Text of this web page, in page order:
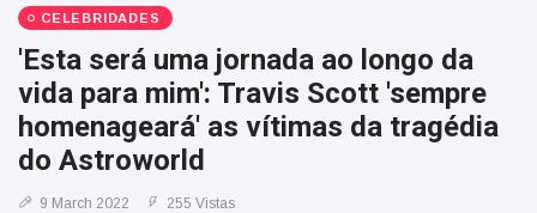
CELEBRIDADES
'Esta será uma jornada ao longo da
vida para mim': Travis Scott 'sempre
homenageará' as vítimas da tragédia
do Astroworld
9 March 2022 255 Vistas